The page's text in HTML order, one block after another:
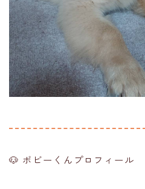
🐶 ボビーくんプロフィール